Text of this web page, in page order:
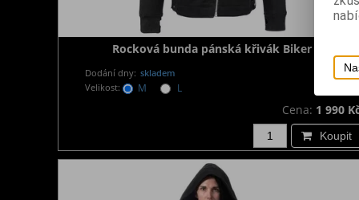
Rocková bunda pánská křivák Biker
Dodání dny: skladem
Velikost:
M L
Cena: 1 990
Koupit